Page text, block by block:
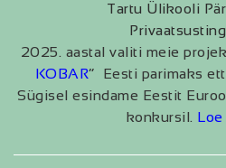
Tartu Ülikooli
2025. aastal valiti meie
KOBAR” Eesti parimaks
Sügisel esindame Eestit
konkursil.